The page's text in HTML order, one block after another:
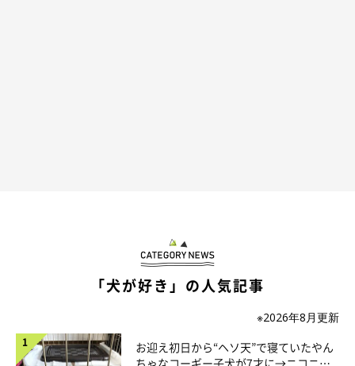
別の日のポメくんの様子。ベランダを警戒中？
@pomeko_nymz
「犬が好き」の人気記事
※2026年8月更新
お迎え初日から“ヘソ天”で寝ていたやん